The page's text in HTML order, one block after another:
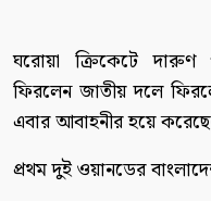
ঘরোয়া ক্রিকেটে দারুণ
ফিরলেন জাতীয় দলে
এবার আবাহনীর হয়ে
প্রথম দুই ওয়ানডের